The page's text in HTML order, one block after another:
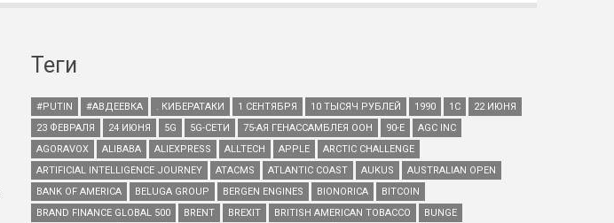
Теги
#PUTIN #АВДЕЕВКА . КИБЕРАТАКИ 1 СЕНТЯБРЯ 10 ТЫСЯЧ РУБЛЕЙ 1990 1С
22 ИЮНЯ
23 ФЕВРАЛЯ
24 ИЮНЯ 5G 5G-СЕТИ 75-АЯ ГЕНАССАМБЛЕЯ ООН 90-Е
AGC INC
AGORAVOX
ALIBABA ALIEXPRESS ALLTECH APPLE
ARCTIC CHALLENGE
ARTIFICIAL INTELLIGENCE JOURNEY
ATACMS ATLANTIC COAST AUKUS
AUSTRALIAN OPEN
BANK OF AMERICA
BELUGA GROUP BERGEN ENGINES BIONORICA
BITCOIN
BRAND FINANCE GLOBAL 500
BRENT BREXIT BRITISH AMERICAN TOBACCO
BUNGE